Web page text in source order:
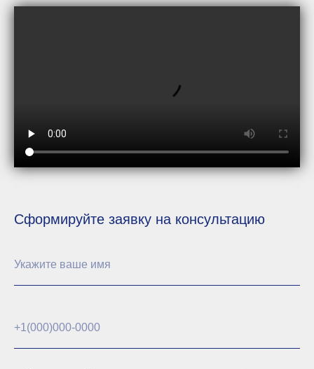
Сформируйте заявку на консультацию